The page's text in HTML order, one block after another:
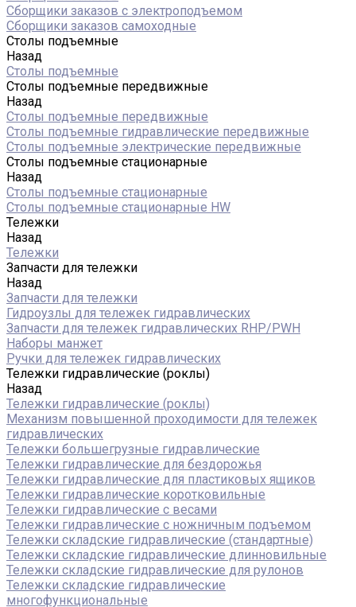
Сборщики заказов с электроподъемом
Сборщики заказов самоходные
Столы подъемные
Назад
Столы подъемные
Столы подъемные передвижные
Назад
Столы подъемные передвижные
Столы подъемные гидравлические передвижные
Столы подъемные электрические передвижные
Столы подъемные стационарные
Назад
Столы подъемные стационарные
Столы подъемные стационарные HW
Тележки
Назад
Тележки
Запчасти для тележки
Назад
Запчасти для тележки
Гидроузлы для тележек гидравлических
Запчасти для тележек гидравлических RHP/PWH
Наборы манжет
Ручки для тележек гидравлических
Тележки гидравлические (роклы)
Назад
Тележки гидравлические (роклы)
Механизм повышенной проходимости для тележек
гидравлических
Тележки большегрузные гидравлические
Тележки гидравлические для бездорожья
Тележки гидравлические для пластиковых ящиков
Тележки гидравлические коротковильные
Тележки гидравлические с весами
Тележки гидравлические с ножничным подъемом
Тележки складские гидравлические (стандартные)
Тележки складские гидравлические длинновильные
Тележки складские гидравлические для рулонов
Тележки складские гидравлические
многофункциональные